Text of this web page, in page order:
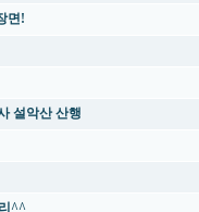
면!
설악산 산행
^^